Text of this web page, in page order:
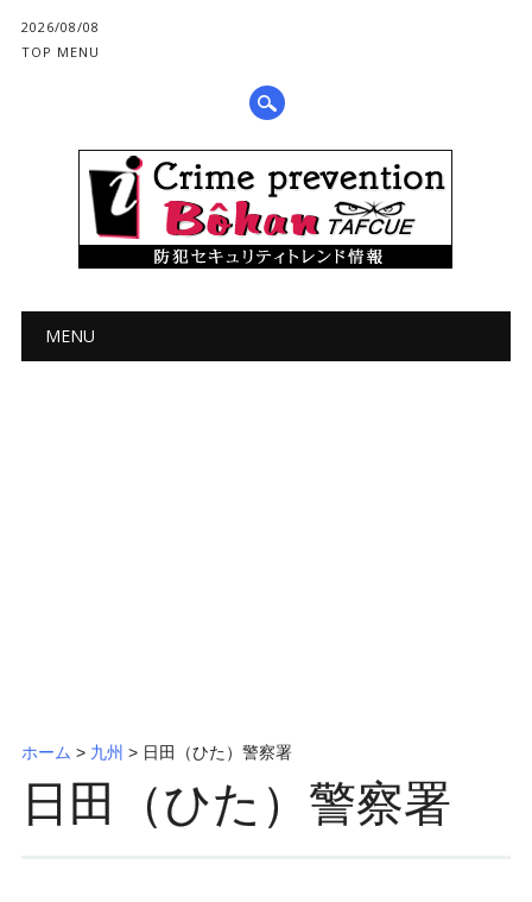
2026/08/08
TOP MENU
メインメニュー
MENU
ホーム > 九州 > 日田（ひた）警察署
日田（ひた）警察署